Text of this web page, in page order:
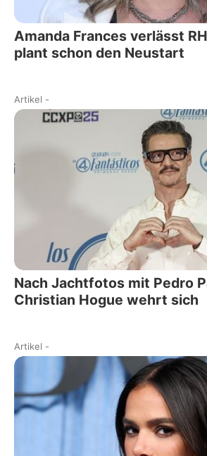
Amanda Frances verlässt
plant schon den Neustart
Artikel -
Nach Jachtfotos mit Pedro
Christian Hogue wehrt sich
Artikel -